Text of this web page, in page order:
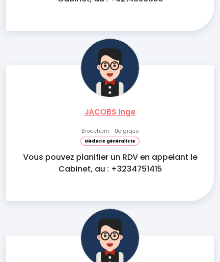
JACOBS Inge
Broechem - Belgique
Médecin généraliste
Vous pouvez planifier un RDV en appelant le
Cabinet, au : +3234751415